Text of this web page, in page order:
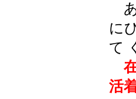
あ
に
て
活着